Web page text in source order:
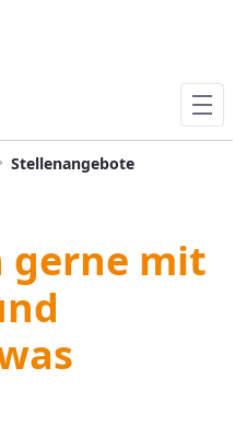
Stellenangebote
gerne mit